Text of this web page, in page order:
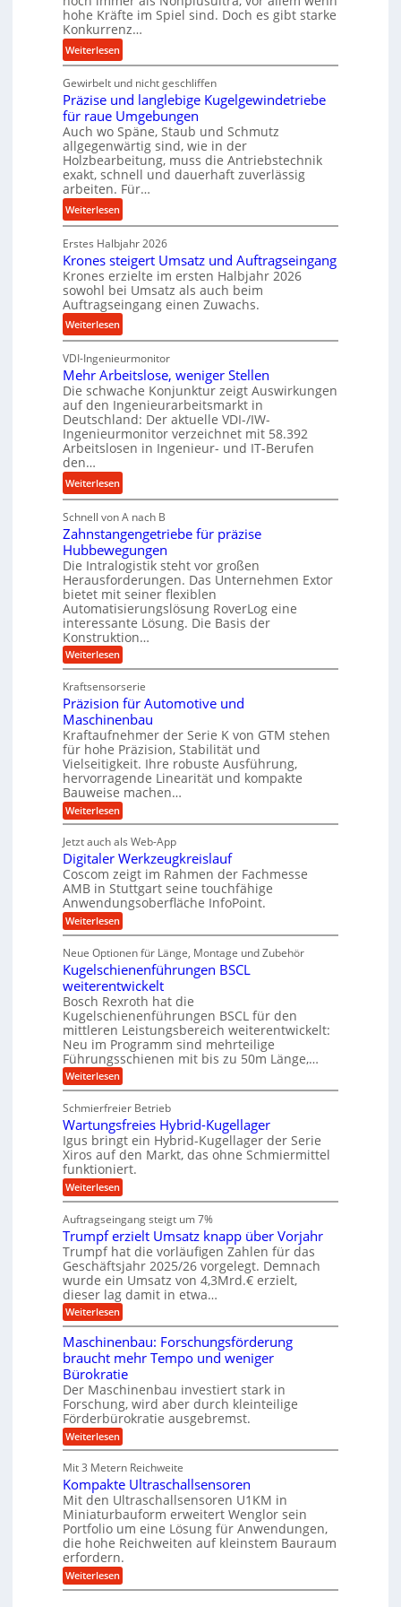
a
n
c
e
b
e
i
m
D
r
ü
c
k
p
r
o
z
e
s
s
hohe Kräfte im Spiel sind. Doch es gibt starke
Konkurrenz…
Weiterlesen:
K
u
g
e
l
g
e
w
i
n
e
t
r
i
b
u
n
d
H
y
d
r
a
u
i
k
i
m
V
e
r
g
l
c
h
Gewirbelt und nicht geschliffen
Präzise und langlebige Kugelgewindetriebe
für raue Umgebungen
Auch wo Späne, Staub und Schmutz
allgegenwärtig sind, wie in der
Holzbearbeitung, muss die Antriebstechnik
exakt, schnell und dauerhaft zuverlässig
arbeiten. Für…
Weiterlesen:
P
r
ä
z
i
s
e
u
n
d
l
a
n
g
e
b
g
e
K
u
g
e
l
g
e
w
n
d
e
t
r
i
e
b
e
f
ü
r
r
u
e
U
m
g
e
b
u
n
g
e
n
Erstes Halbjahr 2026
Krones steigert Umsatz und Auftragseingang
Krones erzielte im ersten Halbjahr 2026
sowohl bei Umsatz als auch beim
Auftragseingang einen Zuwachs.
Weiterlesen:
K
r
o
n
e
s
s
e
i
g
r
t
U
m
s
a
t
z
n
d
A
u
f
t
r
a
g
s
e
i
n
g
a
n
g
VDI-Ingenieurmonitor
Mehr Arbeitslose, weniger Stellen
Die schwache Konjunktur zeigt Auswirkungen
auf den Ingenieurarbeitsmarkt in
Deutschland: Der aktuelle VDI-/IW-
Ingenieurmonitor verzeichnet mit 58.392
Arbeitslosen in Ingenieur- und IT-Berufen
den…
Weiterlesen:
M
e
h
r
A
r
b
e
i
t
s
l
o
s
e
,
w
e
n
i
g
e
r
S
t
e
l
e
n
Schnell von A nach B
Zahnstangengetriebe für präzise
Hubbewegungen
Die Intralogistik steht vor großen
Herausforderungen. Das Unternehmen Extor
bietet mit seiner flexiblen
Automatisierungslösung RoverLog eine
interessante Lösung. Die Basis der
Konstruktion…
Weiterlesen:
Z
h
n
s
t
a
n
g
e
n
g
e
t
r
i
e
b
e
f
ü
r
r
ä
i
s
e
H
u
b
b
e
w
e
g
u
n
g
e
n
Kraftsensorserie
Präzision für Automotive und
Maschinenbau
Kraftaufnehmer der Serie K von GTM stehen
für hohe Präzision, Stabilität und
Vielseitigkeit. Ihre robuste Ausführung,
hervorragende Linearität und kompakte
Bauweise machen…
Weiterlesen:
P
ä
z
i
s
i
o
n
f
r
A
u
t
o
m
o
t
i
v
e
n
d
M
a
s
c
h
i
e
n
b
a
u
Jetzt auch als Web-App
Digitaler Werkzeugkreislauf
Coscom zeigt im Rahmen der Fachmesse
AMB in Stuttgart seine touchfähige
Anwendungsoberfläche InfoPoint.
Weiterlesen:
D
g
i
t
a
l
e
r
W
e
r
k
z
e
u
g
k
r
e
i
s
a
u
f
Neue Optionen für Länge, Montage und Zubehör
Kugelschienenführungen BSCL
weiterentwickelt
Bosch Rexroth hat die
Kugelschienenführungen BSCL für den
mittleren Leistungsbereich weiterentwickelt:
Neu im Programm sind mehrteilige
Führungsschienen mit bis zu 50m Länge,…
Weiterlesen:
K
g
e
l
s
c
h
i
e
e
n
f
ü
h
r
u
n
g
e
n
B
S
C
L
w
e
i
t
e
e
n
t
w
i
c
k
e
l
Schmierfreier Betrieb
Wartungsfreies Hybrid-Kugellager
Igus bringt ein Hybrid-Kugellager der Serie
Xiros auf den Markt, das ohne Schmiermittel
funktioniert.
Weiterlesen:
W
r
t
u
n
g
s
f
r
e
e
s
H
y
b
r
i
d
-
u
g
e
l
l
a
g
e
r
Auftragseingang steigt um 7%
Trumpf erzielt Umsatz knapp über Vorjahr
Trumpf hat die vorläufigen Zahlen für das
Geschäftsjahr 2025/26 vorgelegt. Demnach
wurde ein Umsatz von 4,3Mrd.€ erzielt,
dieser lag damit in etwa…
Weiterlesen:
T
u
m
p
f
e
r
z
i
e
t
U
m
s
a
t
z
k
n
a
Maschinenbau: Forschungsförderung
braucht mehr Tempo und weniger
Bürokratie
Der Maschinenbau investiert stark in
Forschung, wird aber durch kleinteilige
Förderbürokratie ausgebremst.
Weiterlesen:
M
s
c
h
i
n
e
n
b
a
u
Mit 3 Metern Reichweite
Kompakte Ultraschallsensoren
Mit den Ultraschallsensoren U1KM in
Miniaturbauform erweitert Wenglor sein
Portfolio um eine Lösung für Anwendungen,
die hohe Reichweiten auf kleinstem Bauraum
erfordern.
Weiterlesen:
K